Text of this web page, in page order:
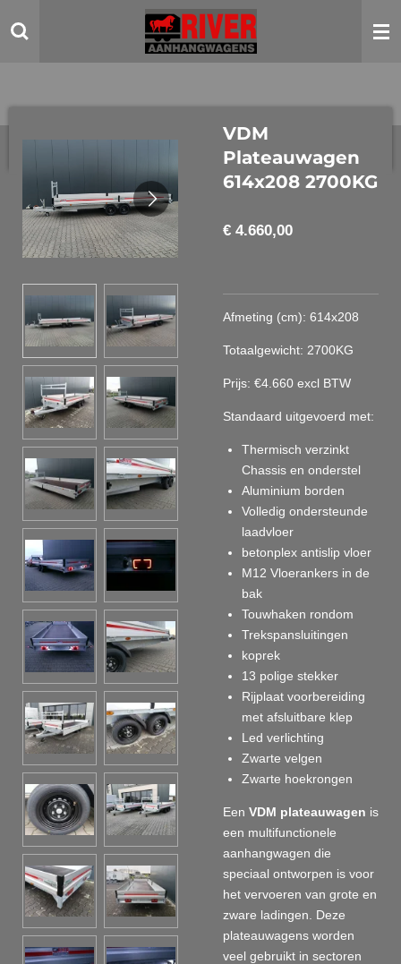
direct
VDM
Plateauwagen
614x208 2700KG
€ 4.660,00
Afmeting (cm): 614x208
Totaalgewicht: 2700KG
Prijs: €4.660 excl BTW
Standaard uitgevoerd met:
Thermisch verzinkt
Chassis en onderstel
Aluminium borden
Volledig ondersteunde
laadvloer
betonplex antislip vloer
M12 Vloerankers in de
bak
Touwhaken rondom
Trekspansluitingen
koprek
13 polige stekker
Rijplaat voorbereiding
met afsluitbare klep
Led verlichting
Zwarte velgen
Zwarte hoekrongen
Een VDM plateauwagen is
een multifunctionele
aanhangwagen die
speciaal ontworpen is voor
het vervoeren van grote en
zware ladingen. Deze
plateauwagens worden
veel gebruikt in sectoren